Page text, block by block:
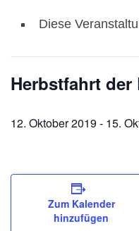
Diese
Herbstfahrt der
12. Oktober 2019 - 15.
Zum Kalender
hinzufügen